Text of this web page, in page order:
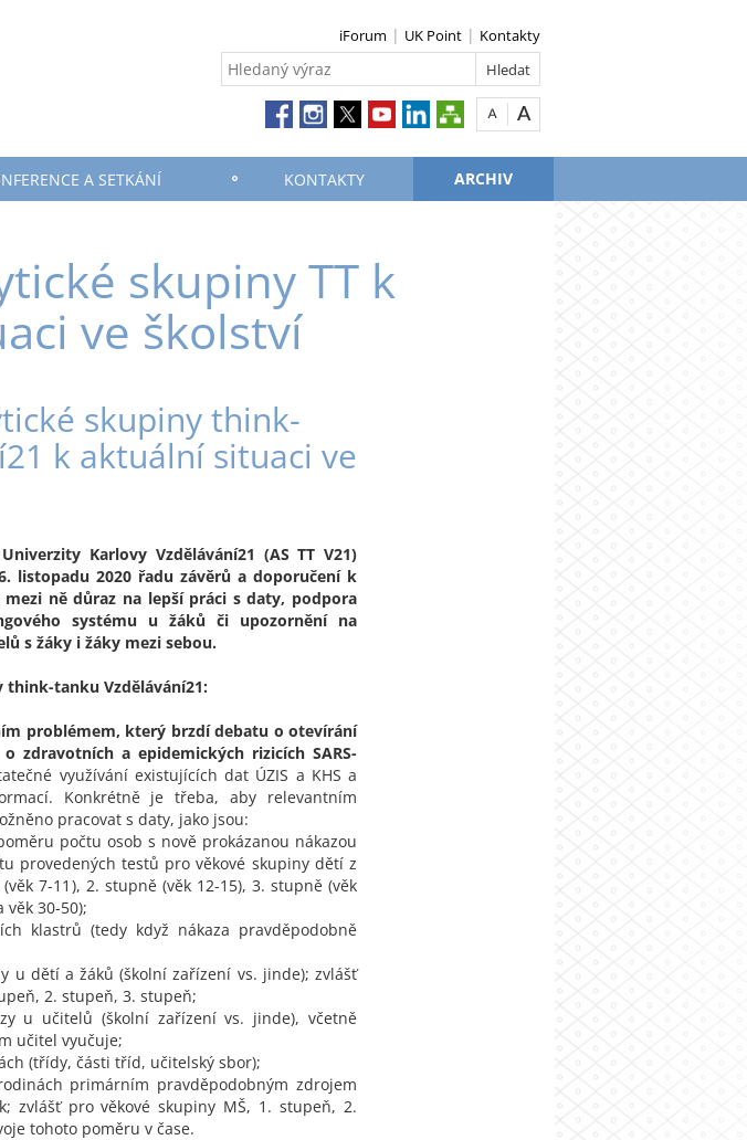
iForum UK Point Kontakty
A SETKÁNÍ KONTAKTY ARCHIV
skupiny TT k
ve školství
skupiny think-
k aktuální situaci ve
Karlovy Vzdělávání21 (AS TT V21)
listopadu 2020 řadu závěrů a doporučení k
ně důraz na lepší práci s daty, podpora
systému u žáků či upozornění na
s žáky i žáky mezi sebou.
tanku Vzdělávání21:
problémem, který brzdí debatu o otevírání
zdravotních a epidemických rizicích SARS-
využívání existujících dat ÚZIS a KHS a
Konkrétně je třeba, aby relevantním
pracovat s daty, jako jsou:
počtu osob s nově prokázanou nákazou
provedených testů pro věkové skupiny dětí z
7-11), 2. stupně (věk 12-15), 3. stupně (věk
30-50);
klastrů (tedy když nákaza pravděpodobně
u dětí a žáků (školní zařízení vs. jinde); zvlášť
2. stupeň, 3. stupeň;
u učitelů (školní zařízení vs. jinde), včetně
učitel vyučuje;
(třídy, části tříd, učitelský sbor);
primárním pravděpodobným zdrojem
zvlášť pro věkové skupiny MŠ, 1. stupeň, 2.
tohoto poměru v čase.